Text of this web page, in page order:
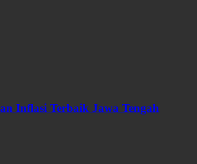
Inflasi Terbaik Jawa Tengah